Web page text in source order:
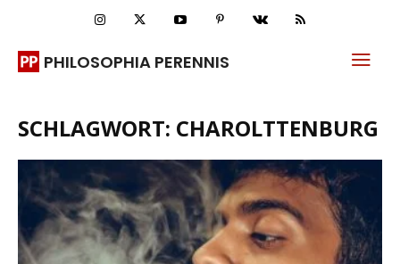
PHILOSOPHIA PERENNIS
SCHLAGWORT: CHAROLTTENBURG